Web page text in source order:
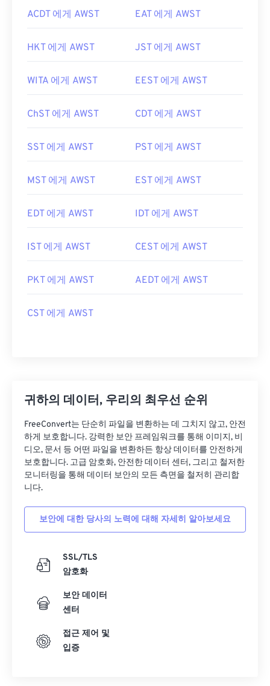
ACDT 에게 AWST EAT 에게 AWST
HKT 에게 AWST JST 에게 AWST
WITA 에게 AWST EEST 에게 AWST
ChST 에게 AWST CDT 에게 AWST
SST 에게 AWST PST 에게 AWST
MST 에게 AWST EST 에게 AWST
EDT 에게 AWST IDT 에게 AWST
IST 에게 AWST CEST 에게 AWST
PKT 에게 AWST AEDT 에게 AWST
CST 에게 AWST
귀하의 데이터, 우리의 최우선 순위
FreeConvert는 단순히 파일을 변환하는 데 그치지 않고, 안전
하게 보호합니다. 강력한 보안 프레임워크를 통해 이미지, 비
디오, 문서 등 어떤 파일을 변환하든 항상 데이터를 안전하게
보호합니다. 고급 암호화, 안전한 데이터 센터, 그리고 철저한
모니터링을 통해 데이터 보안의 모든 측면을 철저히 관리합
니다.
보안에 대한 당사의 노력에 대해 자세히 알아보세요
SSL/TLS
암호화
보안 데이터
센터
접근 제어 및
입증